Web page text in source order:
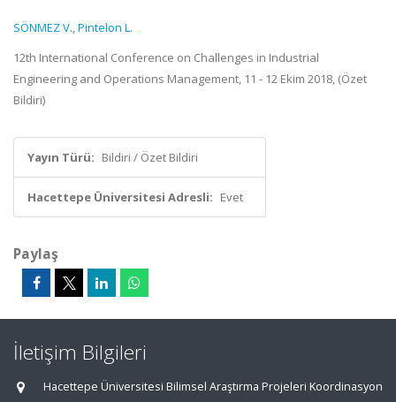
SÖNMEZ V.,Pintelon L.
12th International Conference on Challenges in Industrial
Engineering and Operations Management, 11 - 12 Ekim 2018, (Özet
Bildiri)
Yayın Türü: Bildiri / Özet Bildiri
Hacettepe Üniversitesi Adresli: Evet
Paylaş
İletişim Bilgileri
Hacettepe Üniversitesi Bilimsel Araştırma Projeleri Koordinasyon